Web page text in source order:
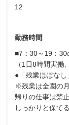
12
勤務時間
■7：30～19：30
（1日8時間実働
●「残業ほぼなし
※残業は全園の
帰りの仕事は禁
しっかりと保て